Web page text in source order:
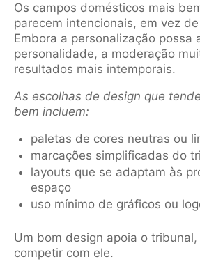
Os campos domésticos mais
parecem intencionais, em vez
Embora a personalização possa
personalidade, a moderação
resultados mais intemporais.
As escolhas de design que
bem incluem:
paletas de cores neutras ou
marcações simplificadas do
layouts que se adaptam às
espaço
uso mínimo de gráficos ou
Um bom design apoia o
competir com ele.